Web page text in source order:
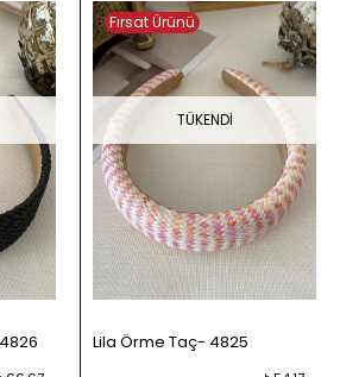
4826
TÜKENDI
Lila Örme Taç 4825
Fırsat Ürünü